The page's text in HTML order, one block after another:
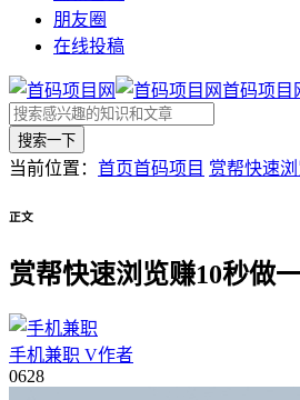
朋友圈
在线投稿
首码项目
搜索一下
当前位置： 首页首码项目 赏帮​快速
正文
赏帮​快速浏览赚10秒做
手机兼职 V作者
0628